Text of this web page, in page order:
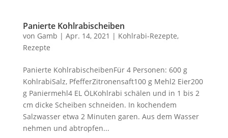
Panierte Kohlrabischeiben
von Gamb | Apr. 14, 2021 | Kohlrabi-Rezepte,
Rezepte
Panierte KohlrabischeibenFür 4 Personen: 600 g
KohlrabiSalz, PfefferZitronensaft100 g Mehl2 Eier200
g Paniermehl4 EL ÖLKohlrabi schälen und in 1 bis 2
cm dicke Scheiben schneiden. In kochendem
Salzwasser etwa 2 Minuten garen. Aus dem Wasser
nehmen und abtropfen...